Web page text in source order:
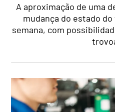
A aproximação de uma
mudança do estado
semana, com